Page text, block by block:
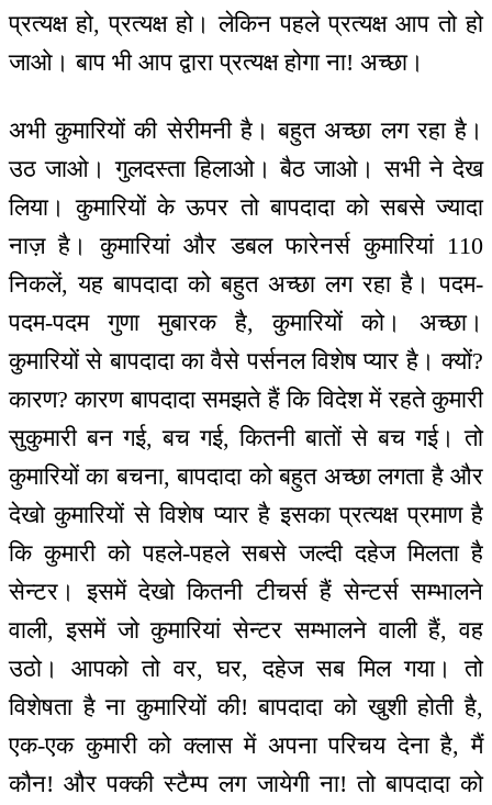
प्रत्यक्ष हो, प्रत्यक्ष हो। लेकिन पहले प्रत्यक्ष आप तो हो
जाओ। बाप भी आप द्वारा प्रत्यक्ष होगा ना! अच्छा।
अभी कुमारियों की सेरीमनी है। बहुत अच्छा लग रहा है।
उठ जाओ। गुलदस्ता हिलाओ। बैठ जाओ। सभी ने देख
लिया। कुमारियों के ऊपर तो बापदादा को सबसे ज्यादा
नाज़ है। कुमारियां और डबल फारेनर्स कुमारियां 110
निकलें, यह बापदादा को बहुत अच्छा लग रहा है। पदम-
पदम-पदम गुणा मुबारक है, कुमारियों को। अच्छा।
कुमारियों से बापदादा का वैसे पर्सनल विशेष प्यार है। क्यों?
कारण? कारण बापदादा समझते हैं कि विदेश में रहते कुमारी
सुकुमारी बन गई, बच गई, कितनी बातों से बच गई। तो
कुमारियों का बचना, बापदादा को बहुत अच्छा लगता है और
देखो कुमारियों से विशेष प्यार है इसका प्रत्यक्ष प्रमाण है
कि कुमारी को पहले-पहले सबसे जल्दी दहेज मिलता है
सेन्टर। इसमें देखो कितनी टीचर्स हैं सेन्टर्स सम्भालने
वाली, इसमें जो कुमारियां सेन्टर सम्भालने वाली हैं, वह
उठो। आपको तो वर, घर, दहेज सब मिल गया। तो
विशेषता है ना कुमारियों की! बापदादा को खुशी होती है,
एक-एक कुमारी को क्लास में अपना परिचय देना है, मैं
कौन! और पक्की स्टैम्प लग जायेगी ना! तो बापदादा को